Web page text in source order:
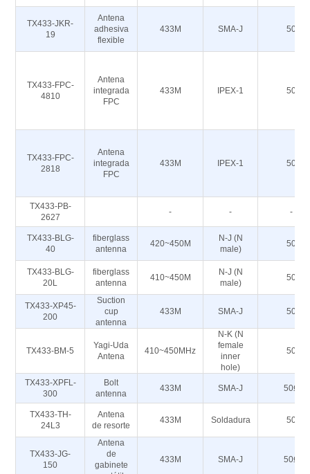
TX433-JKR-
19
Antena
adhesiva
flexible
433M SMA-J 50
TX433-FPC-
4810
Antena
integrada
FPC
433M IPEX-1 50
TX433-FPC-
2818
Antena
integrada
FPC
433M IPEX-1 50
TX433-PB-
2627
- - -
TX433-BLG-
40
fiberglass
antenna
420~450M
N-J (N
male)
50
TX433-BLG-
20L
fiberglass
antenna
410~450M
N-J (N
male)
50
TX433-XP45-
200
Suction
cup
antenna
433M SMA-J 50
TX433-BM-5
Yagi-Uda
Antena
410~450MHz
N-K (N
female
inner
hole)
50
TX433-XPFL-
300
Bolt
antenna
433M SMA-J 50Ω
TX433-TH-
24L3
Antena
de resorte
433M Soldadura 50
TX433-JG-
150
Antena
de
gabinete
433M SMA-J 50Ω